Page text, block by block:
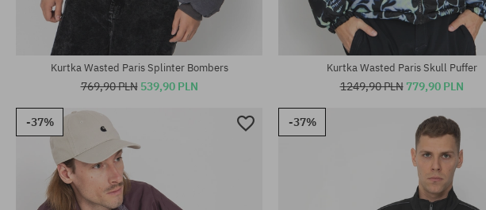
Kurtka Wasted Paris Splinter Bombers
769,90 PLN 539,90 PLN
Kurtka Wasted Paris Skull Puffer
1249,90 PLN 779,90 PLN
-37% -37%